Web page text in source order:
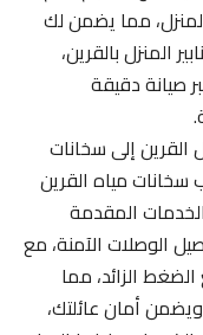
مما يضمن لك
بالقرين،
دقيقة
إلى سخانات
مياه القرين
المقدمة
الوصلات الآمنة، مع
الزائد، مما
أمان عائلتك،